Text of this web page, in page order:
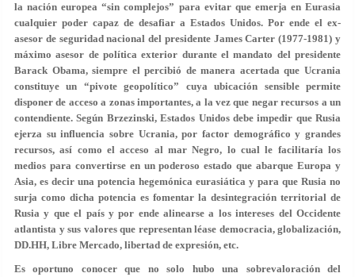
la nación europea “sin complejos” para evitar que emerja en Eurasia
cualquier poder capaz de desafiar a Estados Unidos. Por ende el ex-
asesor de seguridad nacional del presidente James Carter (1977-1981) y
máximo asesor de política exterior durante el mandato del presidente
Barack Obama, siempre el percibió de manera acertada que Ucrania
constituye un “pivote geopolítico” cuya ubicación sensible permite
disponer de acceso a zonas importantes, a la vez que negar recursos a un
contendiente. Según Brzezinski, Estados Unidos debe impedir que Rusia
ejerza su influencia sobre Ucrania, por factor demográfico y grandes
recursos, así como el acceso al mar Negro, lo cual le facilitaría los
medios para convertirse en un poderoso estado que abarque Europa y
Asia, es decir una potencia hegemónica eurasiática y para que Rusia no
surja como dicha potencia es fomentar la desintegración territorial de
Rusia y que el país y por ende alinearse a los intereses del Occidente
atlantista y sus valores que representan léase democracia, globalización,
DD.HH, Libre Mercado, libertad de expresión, etc.
Es oportuno conocer que no solo hubo una sobrevaloración del